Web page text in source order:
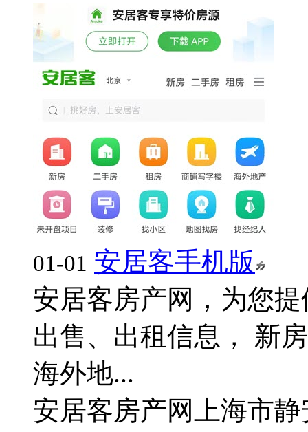
01-01 安居客手机版
安居客房产网，为您
出售、出租信息， 新
海外地...
安居客房产网
上海市